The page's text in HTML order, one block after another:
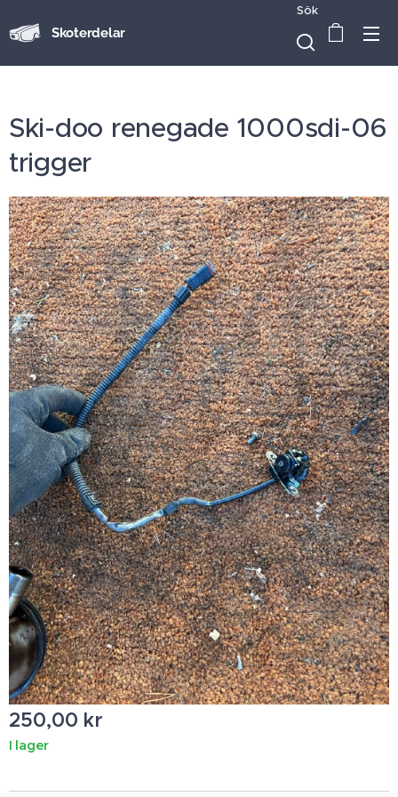
Skoterdelar
Sök
Ski-doo renegade 1000sdi-06
trigger
250,00 kr
I lager